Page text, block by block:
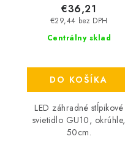
Centrálny sklad
€29,44 bez DPH
€36,21
DO KOŠÍKA
LED záhradné stĺpikové
svietidlo GU10, okrúhle,
50cm.